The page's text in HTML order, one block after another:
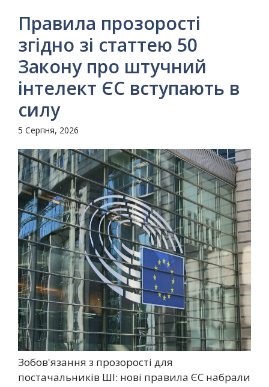
Правила прозорості
згідно зі статтею 50
Закону про штучний
інтелект ЄС вступають в
силу
5 Серпня, 2026
Зобов'язання з прозорості для
постачальників ШІ: нові правила ЄС набрали